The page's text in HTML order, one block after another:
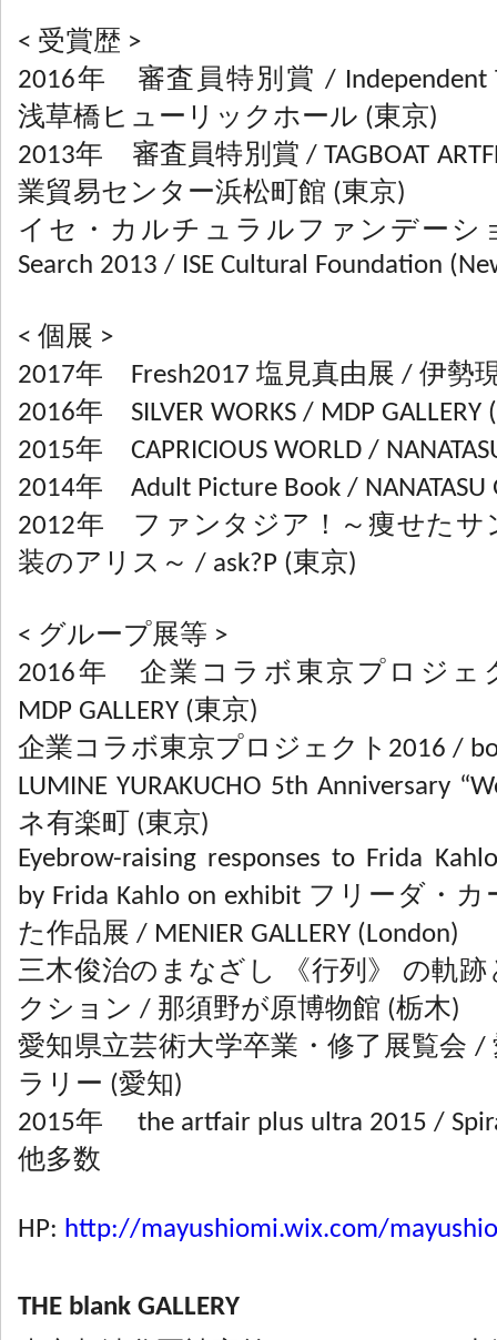
< 受賞歴 >
2016年 審査員特別賞 / Independent
浅草橋ヒューリックホール (東京)
2013年 審査員特別賞 / TAGBOAT
業貿易センター浜松町館 (東京)
イセ・カルチュラルファンデーシ
Search 2013 / ISE Cultural Foundation
< 個展 >
2017年 Fresh2017 塩見真由展 / 伊勢
2016年 SILVER WORKS / MDP GALLERY
2015年 CAPRICIOUS WORLD /
2014年 Adult Picture Book / NANATASU
2012年 ファンタジア！～痩せたサ
装のアリス～ / ask?P (東京)
< グループ展等 >
2016年 企業コラボ東京プロジェ
MDP GALLERY (東京)
企業コラボ東京プロジェクト2016 /
LUMINE YURAKUCHO 5th Anniversary
ネ有楽町 (東京)
Eyebrow-raising responses to Frida
by Frida Kahlo on exhibit フリーダ・
た作品展 / MENIER GALLERY (London)
三木俊治のまなざし 《行列》 の軌
クション / 那須野が原博物館 (栃木)
愛知県立芸術大学卒業・修了展覧会 /
ラリー (愛知)
2015年 the artfair plus ultra 2015 /
他多数
HP: http://mayushiomi.wix.com/
THE blank GALLERY